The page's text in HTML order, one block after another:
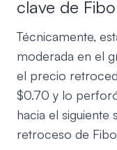
clave de
Técnicamente,
moderada en el
el precio
$0.70 y lo
hacia el
retroceso de